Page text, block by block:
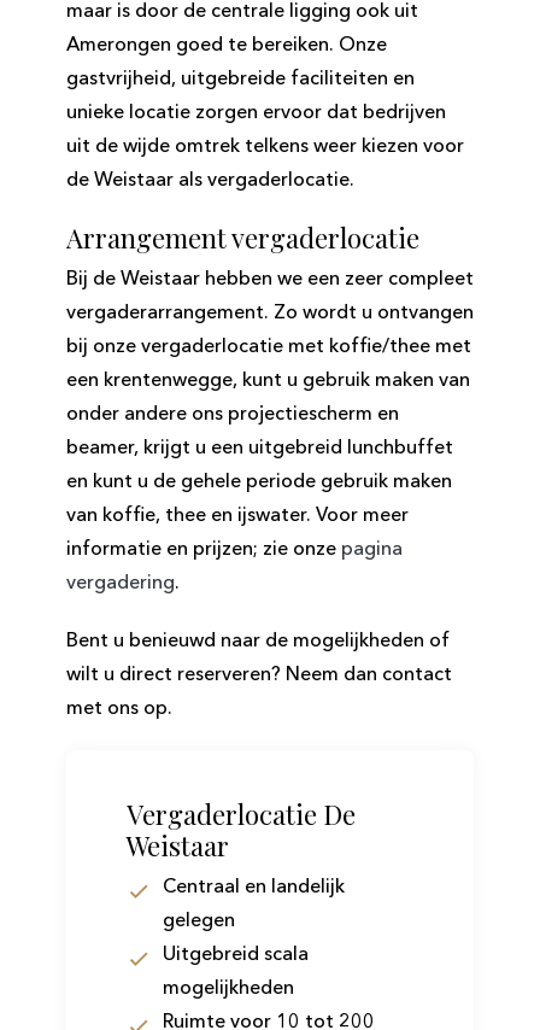
maar is door de centrale ligging ook uit
Amerongen goed te bereiken. Onze
gastvrijheid, uitgebreide faciliteiten en
unieke locatie zorgen ervoor dat bedrijven
uit de wijde omtrek telkens weer kiezen voor
de Weistaar als vergaderlocatie.
Arrangement vergaderlocatie
Bij de Weistaar hebben we een zeer compleet
vergaderarrangement. Zo wordt u ontvangen
bij onze vergaderlocatie met koffie/thee met
een krentenwegge, kunt u gebruik maken van
onder andere ons projectiescherm en
beamer, krijgt u een uitgebreid lunchbuffet
en kunt u de gehele periode gebruik maken
van koffie, thee en ijswater. Voor meer
informatie en prijzen; zie onze pagina
vergadering.
Bent u benieuwd naar de mogelijkheden of
wilt u direct reserveren? Neem dan contact
met ons op.
Vergaderlocatie De
Weistaar
Centraal en landelijk
gelegen
Uitgebreid scala
mogelijkheden
Ruimte voor 10 tot 200